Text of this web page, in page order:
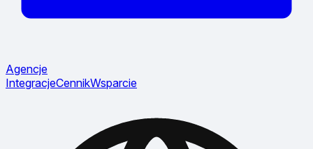
Agencje
IntegracjeCennikWsparcie